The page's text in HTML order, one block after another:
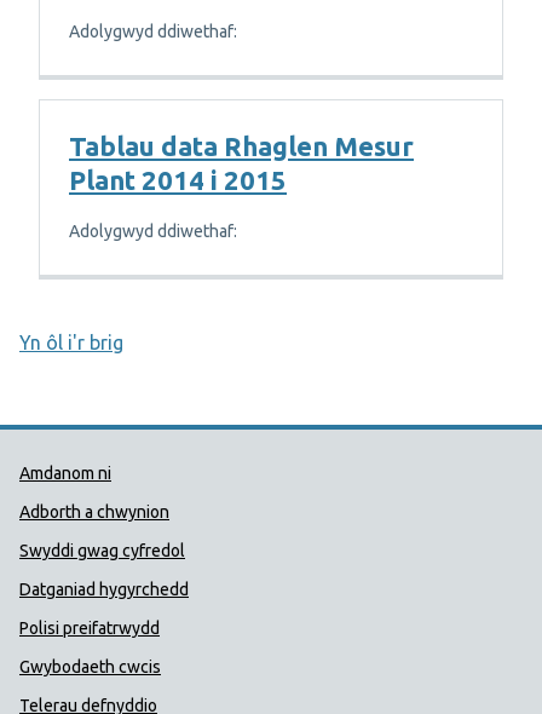
Adolygwyd ddiwethaf:
Tablau data Rhaglen Mesur
Plant 2014 i 2015
Adolygwyd ddiwethaf:
Yn ôl i'r brig
Dolenni Cymorth Iechyd
Amdanom ni
Adborth a chwynion
Swyddi gwag cyfredol
Datganiad hygyrchedd
Polisi preifatrwydd
Gwybodaeth cwcis
Telerau defnyddio